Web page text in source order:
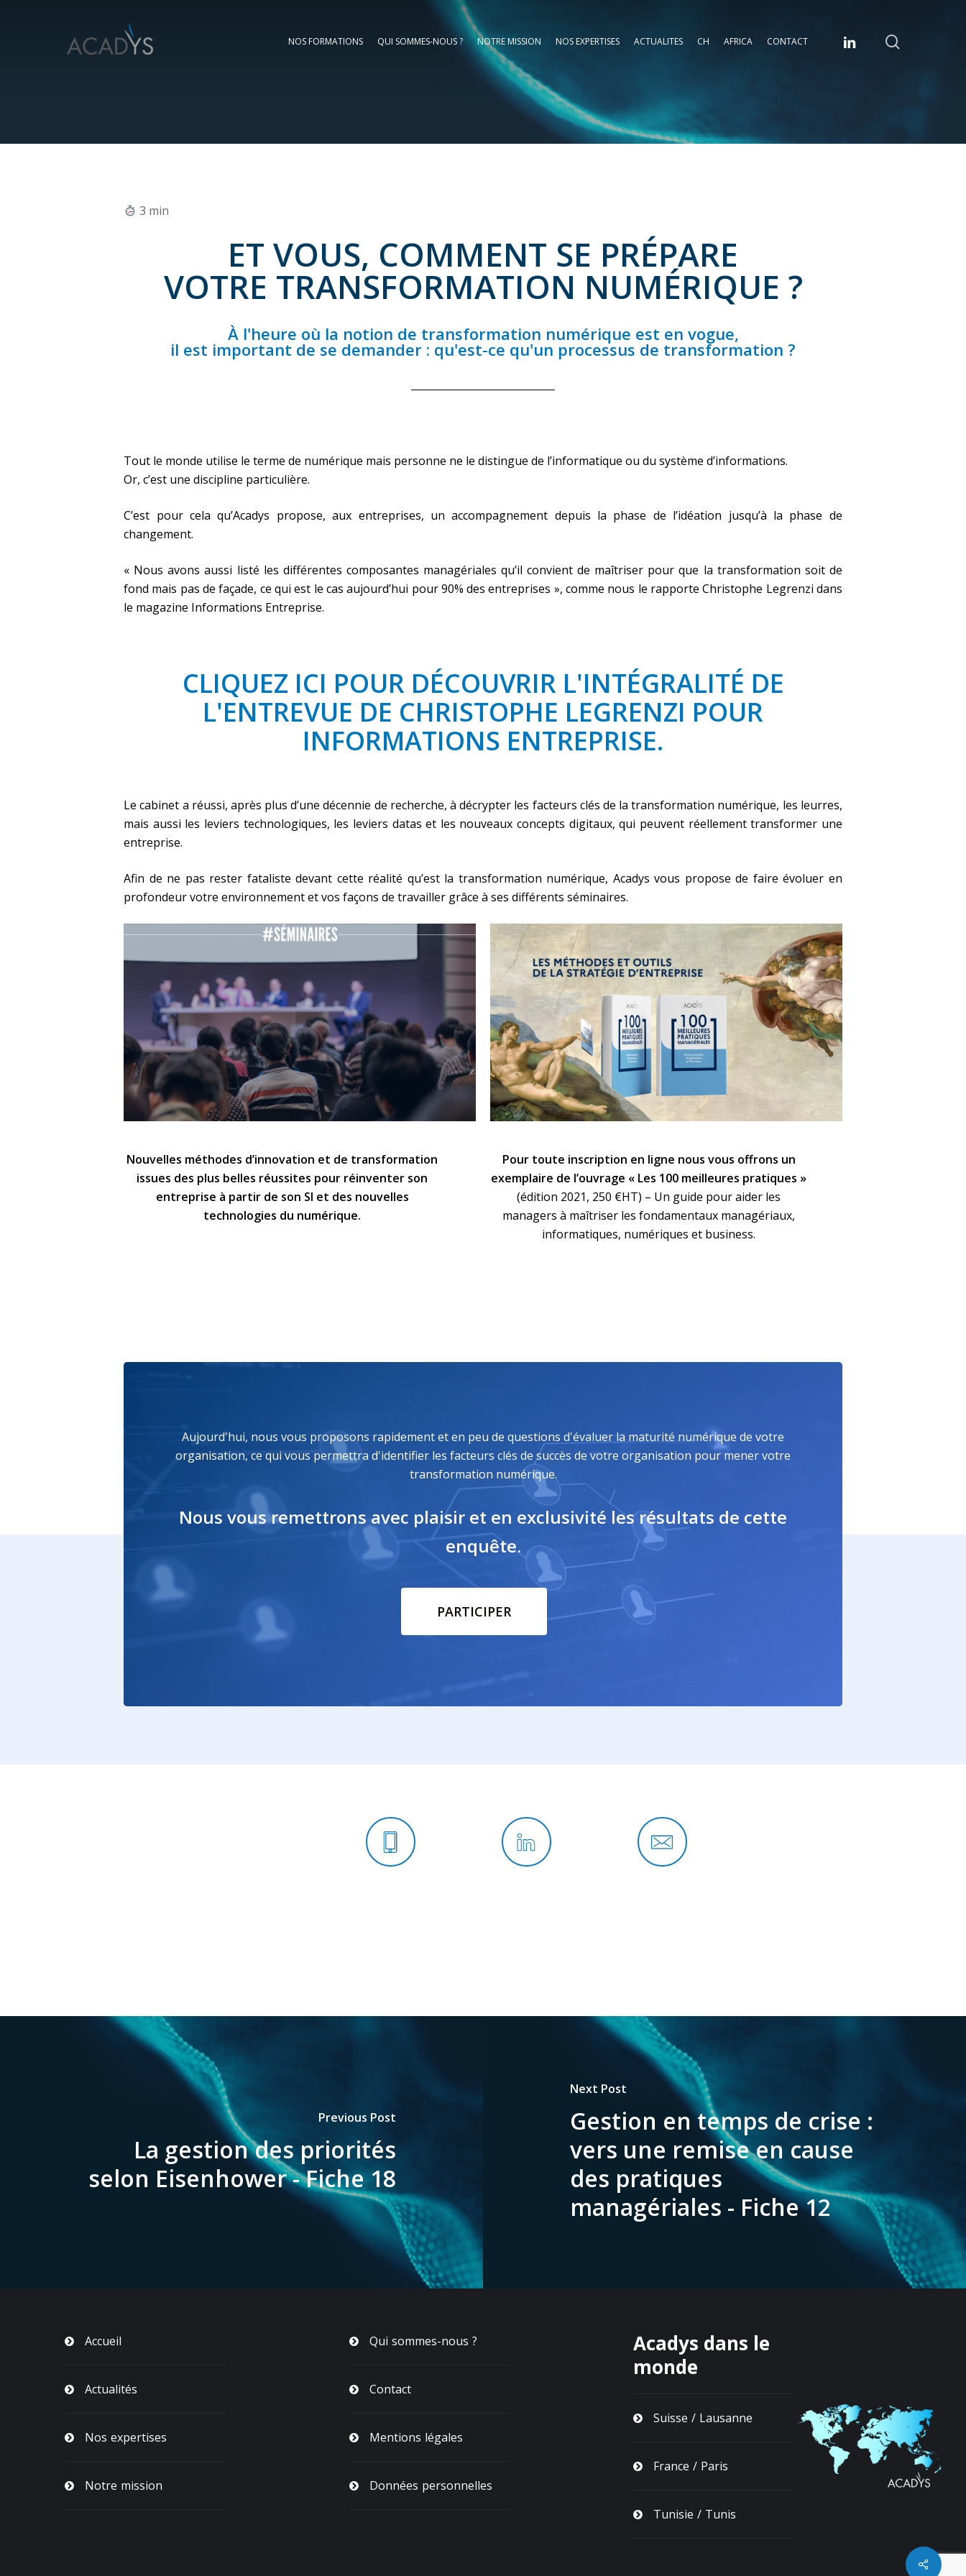
NOS FORMATIONS QUI SOMMES-NOUS ? NOTRE MISSION NOS EXPERTISES ACTUALITES CH AFRICA CONTACT linkedin
3 min
ET VOUS, COMMENT SE PRÉPARE
VOTRE TRANSFORMATION NUMÉRIQUE ?
À l'heure où la notion de transformation numérique est en vogue,
il est important de se demander : qu'est-ce qu'un processus de transformation ?
Tout le monde utilise le terme de numérique mais personne ne le distingue de l’informatique ou du système d’informations.
Or, c’est une discipline particulière.
C’est pour cela qu’Acadys propose, aux entreprises, un accompagnement depuis la phase de l’idéation jusqu’à la phase de
changement.
« Nous avons aussi listé les différentes composantes managériales qu’il convient de maîtriser pour que la transformation soit de
fond mais pas de façade, ce qui est le cas aujourd’hui pour 90% des entreprises », comme nous le rapporte Christophe Legrenzi dans
le magazine Informations Entreprise.
CLIQUEZ ICI POUR DÉCOUVRIR L'INTÉGRALITÉ DE
L'ENTREVUE DE CHRISTOPHE LEGRENZI POUR
INFORMATIONS ENTREPRISE.
Le cabinet a réussi, après plus d’une décennie de recherche, à décrypter les facteurs clés de la transformation numérique, les leurres,
mais aussi les leviers technologiques, les leviers datas et les nouveaux concepts digitaux, qui peuvent réellement transformer une
entreprise.
Afin de ne pas rester fataliste devant cette réalité qu’est la transformation numérique, Acadys vous propose de faire évoluer en
profondeur votre environnement et vos façons de travailler grâce à ses différents séminaires.
Nouvelles méthodes d’innovation et de transformation
issues des plus belles réussites pour réinventer son
entreprise à partir de son SI et des nouvelles
technologies du numérique.
Pour toute inscription en ligne nous vous offrons un
exemplaire de l’ouvrage « Les 100 meilleures pratiques »
(édition 2021, 250 €HT) – Un guide pour aider les
managers à maîtriser les fondamentaux managériaux,
informatiques, numériques et business.
Aujourd'hui, nous vous proposons rapidementeten peu de questions d'évaluer la maturité numérique de votre
organisation, ce quivous permettra d'identifier les facteurs clés de succès de votre organisation pour menervotre
transformation numérique.
Nous vous remettrons avec plaisir et en exclusivité lesrésultats de cette
enquête.
PARTICIPER
Previous Post
La gestion des priorités
selon Eisenhower - Fiche 18
Next Post
Gestion en temps de crise :
vers une remise en cause
des pratiques
managériales - Fiche 12
Accueil
Actualités
Nos expertises
Notre mission
Qui sommes-nous ?
Contact
Mentions légales
Données personnelles
Acadys dans le
monde
Suisse / Lausanne
France / Paris
Tunisie / Tunis